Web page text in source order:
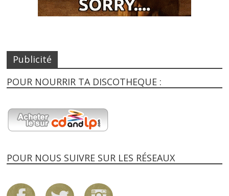
Publicité
POUR NOURRIR TA DISCOTHEQUE :
POUR NOUS SUIVRE SUR LES RÉSEAUX